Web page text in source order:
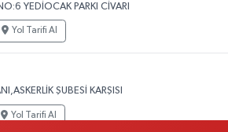
YEDİOCAK PARKI CİVARI
Yol Tarifi Al
ŞUBESİ KARŞISI
Yol Tarifi Al